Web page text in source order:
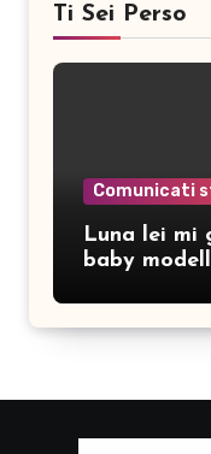
Ti Sei Perso
Comunicati
Luna lei mi
baby